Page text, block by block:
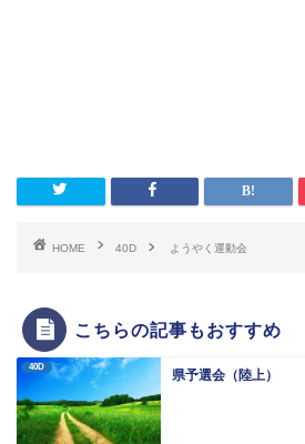
HOME 40D ようやく運動会
こちらの記事もおすすめ
40D
県予選会（陸上）